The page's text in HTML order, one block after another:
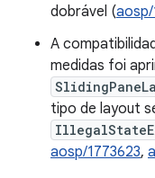
dobrável (
A
medidas foi
tipo de layout
aosp/1773623,